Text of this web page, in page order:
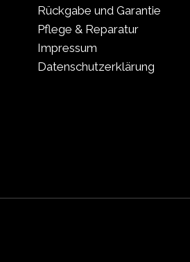
Rückgabe und Garantie
Pflege & Reparatur
Impressum
Datenschutzerklärung